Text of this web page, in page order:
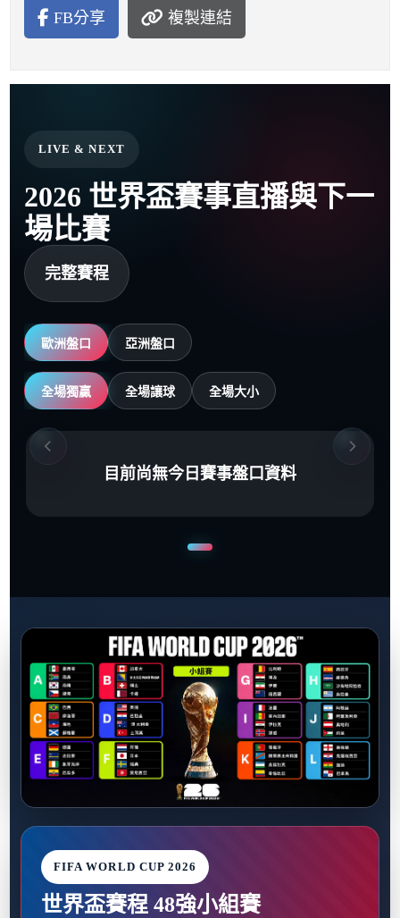
FB分享 複製連結
LIVE & NEXT
2026 世界盃賽事直播與下一
場比賽
完整賽程
歐洲盤口 亞洲盤口
全場獨贏 全場讓球 全場大小
目前尚無今日賽事盤口資料
FIFA WORLD CUP 2026
世界盃賽程 48強小組賽